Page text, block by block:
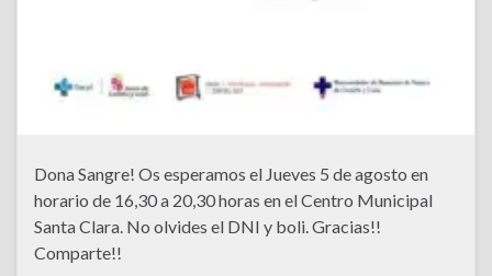
Dona Sangre! Os esperamos el Jueves 5 de agosto en
horario de 16,30 a 20,30 horas en el Centro Municipal
Santa Clara. No olvides el DNI y boli. Gracias!!
Comparte!!